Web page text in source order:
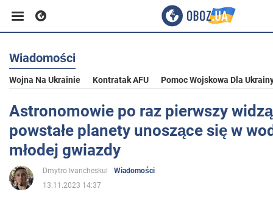
Biznes
Sport
Rozrywka
Życie
Wiadomości
Wojna Na Ukrainie Kontratak AFU Pomoc Wojskowa Dla
Astronomowie po raz pierwszy
powstałe planety unoszące się w
młodej gwiazdy
Dmytro Ivancheskul
Wiadomości
13.11.2023 14:37